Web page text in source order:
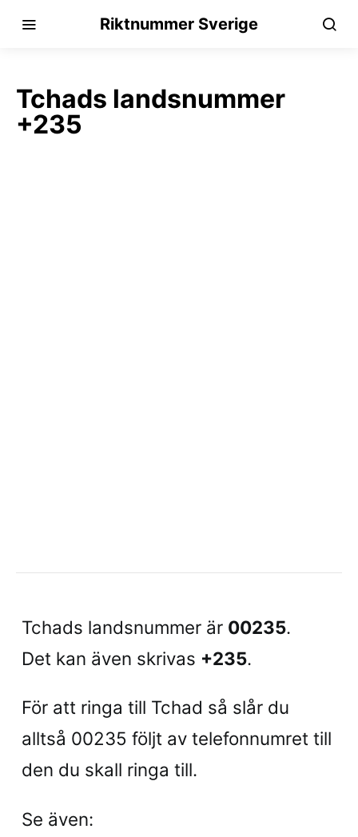
Riktnummer Sverige
Tchads landsnummer
+235
Tchads landsnummer är 00235.
Det kan även skrivas +235.
För att ringa till Tchad så slår du
alltså 00235 följt av telefonnumret till
den du skall ringa till.
Se även: